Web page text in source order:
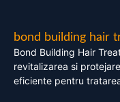
bond building hair
Bond Building Hair
revitalizarea si
eficiente pentru